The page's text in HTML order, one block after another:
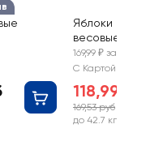
Яблоки Гала,
весовые
169,99 ₽ за 1 кг
С Картой №1
118,99 руб
169,53 руб
до 42.7 кг